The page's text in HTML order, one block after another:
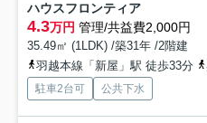
ハウスフロンティア
4.3万円 管理/共益費2,000円
35.49㎡ (1LDK) /築31年 /2階建
羽越本線「新屋」駅 徒歩33分
駐車2台可 公共下水